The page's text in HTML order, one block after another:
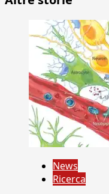
News
Ricerca